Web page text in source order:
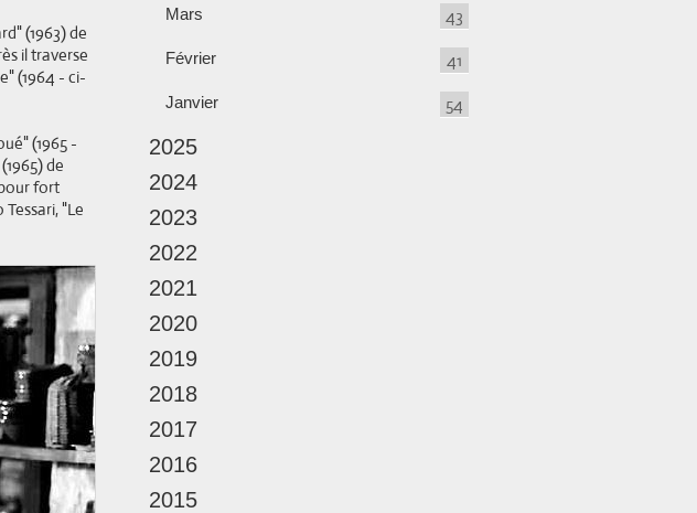
(1963) de
il traverse
(1964 - ci-
(1965 -
de
fort
"Le
Mars 43
Février 41
Janvier 54
2025
2024
2023
2022
2021
2020
2019
2018
2017
2016
2015